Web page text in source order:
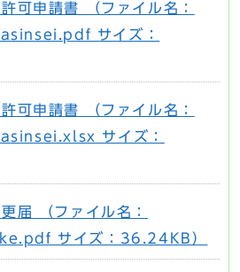
可申請書 （ファイル名：
サイズ：
可申請書 （ファイル名：
サイズ：
届 （ファイル名：
サイズ：36.24KB）